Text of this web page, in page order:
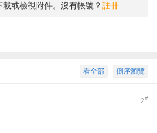
載或檢視附件。沒有帳號？註冊
倒序瀏覽
看全部
2#